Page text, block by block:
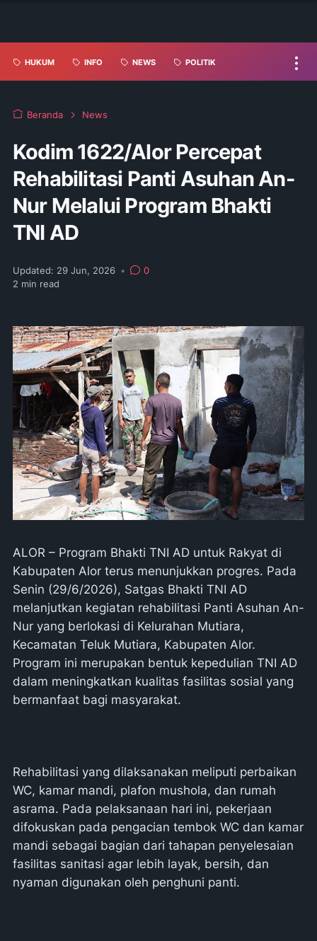
HUKUM INFO NEWS POLITIK
Beranda News
Kodim 1622/Alor Percepat
Rehabilitasi Panti Asuhan An-
Nur Melalui Program Bhakti
TNI AD
Updated: 29 Jun, 2026 •
0
2 min read
ALOR – Program Bhakti TNI AD untuk Rakyat di
Kabupaten Alor terus menunjukkan progres. Pada
Senin (29/6/2026), Satgas Bhakti TNI AD
melanjutkan kegiatan rehabilitasi Panti Asuhan An-
Nur yang berlokasi di Kelurahan Mutiara,
Kecamatan Teluk Mutiara, Kabupaten Alor.
Program ini merupakan bentuk kepedulian TNI AD
dalam meningkatkan kualitas fasilitas sosial yang
bermanfaat bagi masyarakat.
Rehabilitasi yang dilaksanakan meliputi perbaikan
WC, kamar mandi, plafon mushola, dan rumah
asrama. Pada pelaksanaan hari ini, pekerjaan
difokuskan pada pengacian tembok WC dan kamar
mandi sebagai bagian dari tahapan penyelesaian
fasilitas sanitasi agar lebih layak, bersih, dan
nyaman digunakan oleh penghuni panti.